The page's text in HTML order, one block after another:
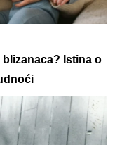
blizanaca? Istina o